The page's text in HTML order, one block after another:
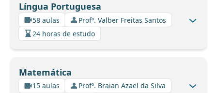
Língua Portuguesa
58 aulas
Profº. Valber Freitas Santos
24 horas de estudo
Matemática
15 aulas
Profº. Braian Azael da Silva